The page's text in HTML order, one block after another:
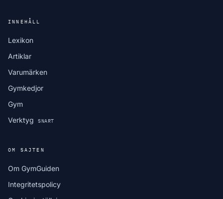
INNEHÅLL
Lexikon
Artiklar
Varumärken
Gymkedjor
Gym
Verktyg
SNART
OM SAJTEN
Om GymGuiden
Integritetspolicy